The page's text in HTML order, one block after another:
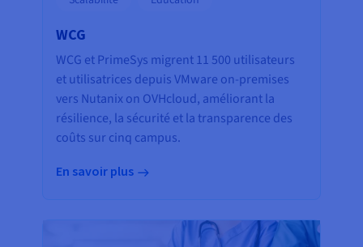
WCG
WCG et PrimeSys migrent 11 500 utilisateurs
et utilisatrices depuis VMware on-premises
vers Nutanix on OVHcloud, améliorant la
résilience, la sécurité et la transparence des
coûts sur cinq campus.
En savoir plus